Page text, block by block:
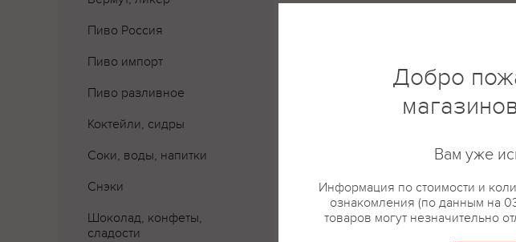
Пиво Россия
Пиво импорт
Пиво разливное
Коктейли, сидры
Соки, воды, напитки
Снэки
Шоколад, конфеты,
сладости
Добро
Вам уже
Информация по стоимости и
ознакомления (по данным на
товаров могут незначительно